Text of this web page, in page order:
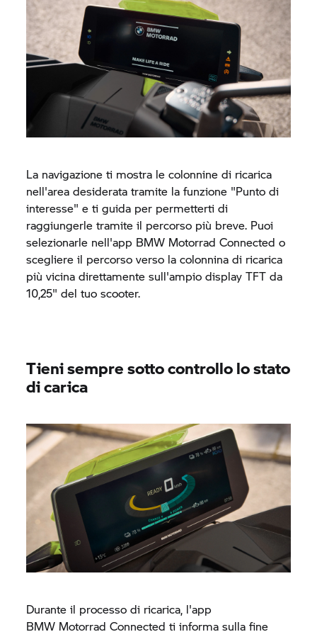
La navigazione ti mostra le colonnine di ricarica
nell'area desiderata tramite la funzione "Punto di
interesse" e ti guida per permetterti di
raggiungerle tramite il percorso più breve. Puoi
selezionarle nell'app BMW Motorrad Connected o
scegliere il percorso verso la colonnina di ricarica
più vicina direttamente sull'ampio display TFT da
10,25" del tuo scooter.
Tieni sempre sotto controllo lo stato
di carica
Durante il processo di ricarica, l'app
BMW Motorrad Connected ti informa sulla fine